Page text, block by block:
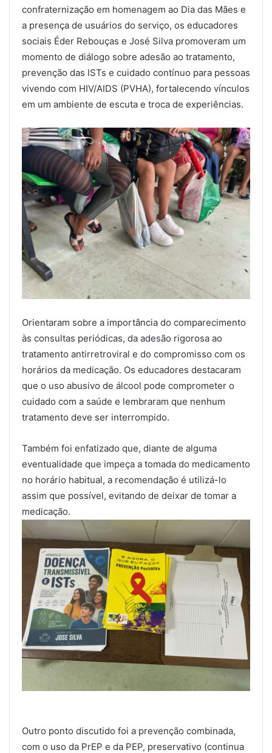
confraternização em homenagem ao Dia das Mães e
a presença de usuários do serviço, os educadores
sociais Éder Rebouças e José Silva promoveram um
momento de diálogo sobre adesão ao tratamento,
prevenção das ISTs e cuidado contínuo para pessoas
vivendo com HIV/AIDS (PVHA), fortalecendo vínculos
em um ambiente de escuta e troca de experiências.
Orientaram sobre a importância do comparecimento
às consultas periódicas, da adesão rigorosa ao
tratamento antirretroviral e do compromisso com os
horários da medicação. Os educadores destacaram
que o uso abusivo de álcool pode comprometer o
cuidado com a saúde e lembraram que nenhum
tratamento deve ser interrompido.
Também foi enfatizado que, diante de alguma
eventualidade que impeça a tomada do medicamento
no horário habitual, a recomendação é utilizá-lo
assim que possível, evitando de deixar de tomar a
medicação.
Outro ponto discutido foi a prevenção combinada,
com o uso da PrEP e da PEP, preservativo (continua